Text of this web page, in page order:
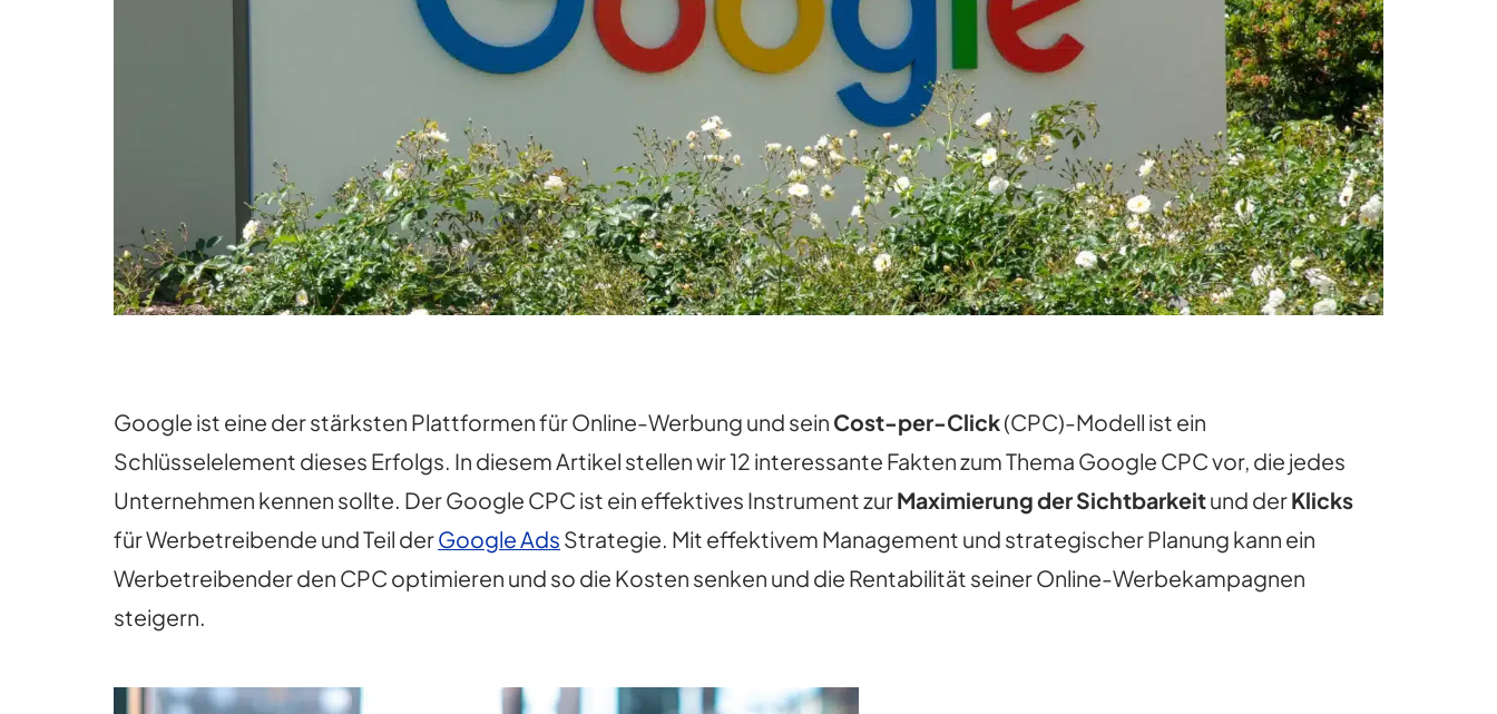
Google ist eine der stärksten Plattformen für Online-Werbung und sein Cost-per-Click(CPC)-Modell ist ein
Schlüsselelement dieses Erfolgs. In diesem Artikel stellen wir 12 interessante Fakten zum Thema Google CPC vor, die jedes
Unternehmen kennen sollte. Der Google CPC ist ein effektives Instrument zurMaximierung der Sichtbarkeitund derKlicks
für Werbetreibende und Teil derGoogle Ads Strategie. Mit effektivem Management und strategischer Planung kann ein
Werbetreibender den CPC optimieren und so die Kosten senken und die Rentabilität seiner Online-Werbekampagnen
steigern.